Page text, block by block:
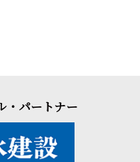
・パートナー